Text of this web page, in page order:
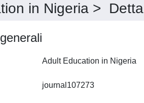
in Nigeria >